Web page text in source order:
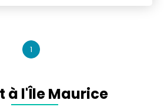
1
à l'Île Maurice